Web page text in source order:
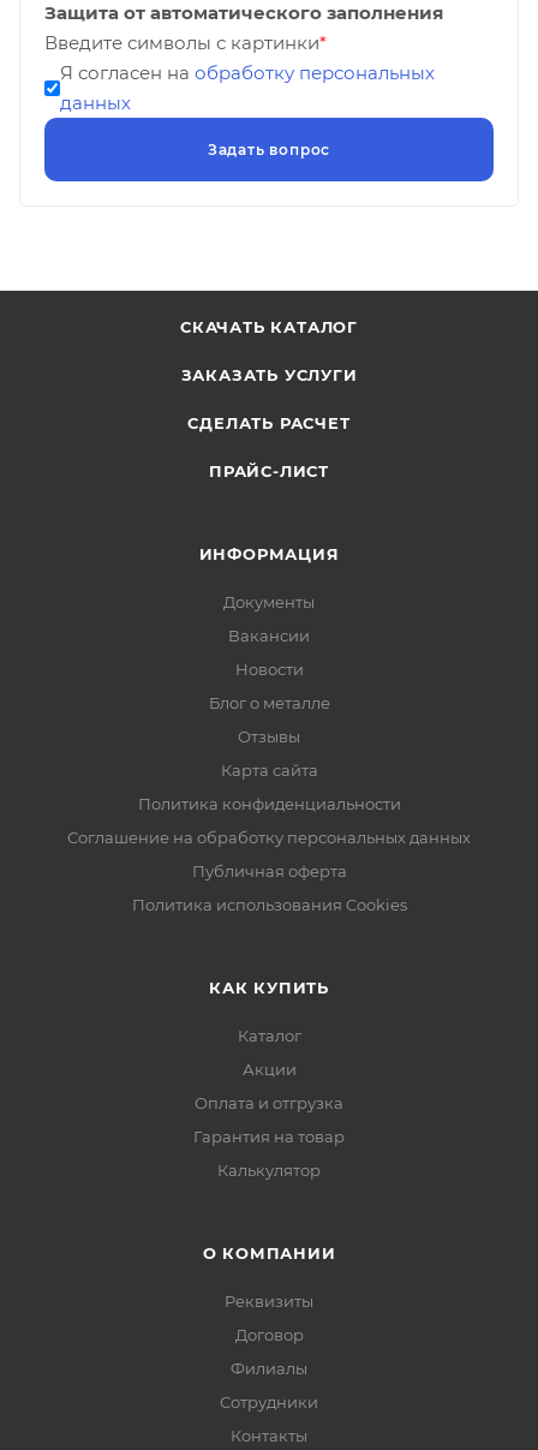
Защита от автоматического заполнения
Введите символы с картинки*
Я согласен на обработку персональных
данных
СКАЧАТЬ КАТАЛОГ
ЗАКАЗАТЬ УСЛУГИ
СДЕЛАТЬ РАСЧЕТ
ПРАЙС-ЛИСТ
ИНФОРМАЦИЯ
Документы
Вакансии
Новости
Блог о металле
Отзывы
Карта сайта
Политика конфиденциальности
Соглашение на обработку персональных данных
Публичная оферта
Политика использования Cookies
КАК КУПИТЬ
Каталог
Акции
Оплата и отгрузка
Гарантия на товар
Калькулятор
О КОМПАНИИ
Реквизиты
Договор
Филиалы
Сотрудники
Контакты